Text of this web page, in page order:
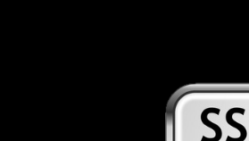
Наши достижения:
— в 2023 году